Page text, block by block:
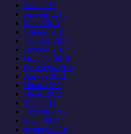
Май 2013
Апрель 2013
Март 2013
Январь 2013
Декабрь 2012
Ноябрь 2012
Октябрь 2012
Сентябрь 2012
Август 2012
Июль 2012
Июнь 2012
Май 2012
Апрель 2012
Март 2012
Февраль 2012